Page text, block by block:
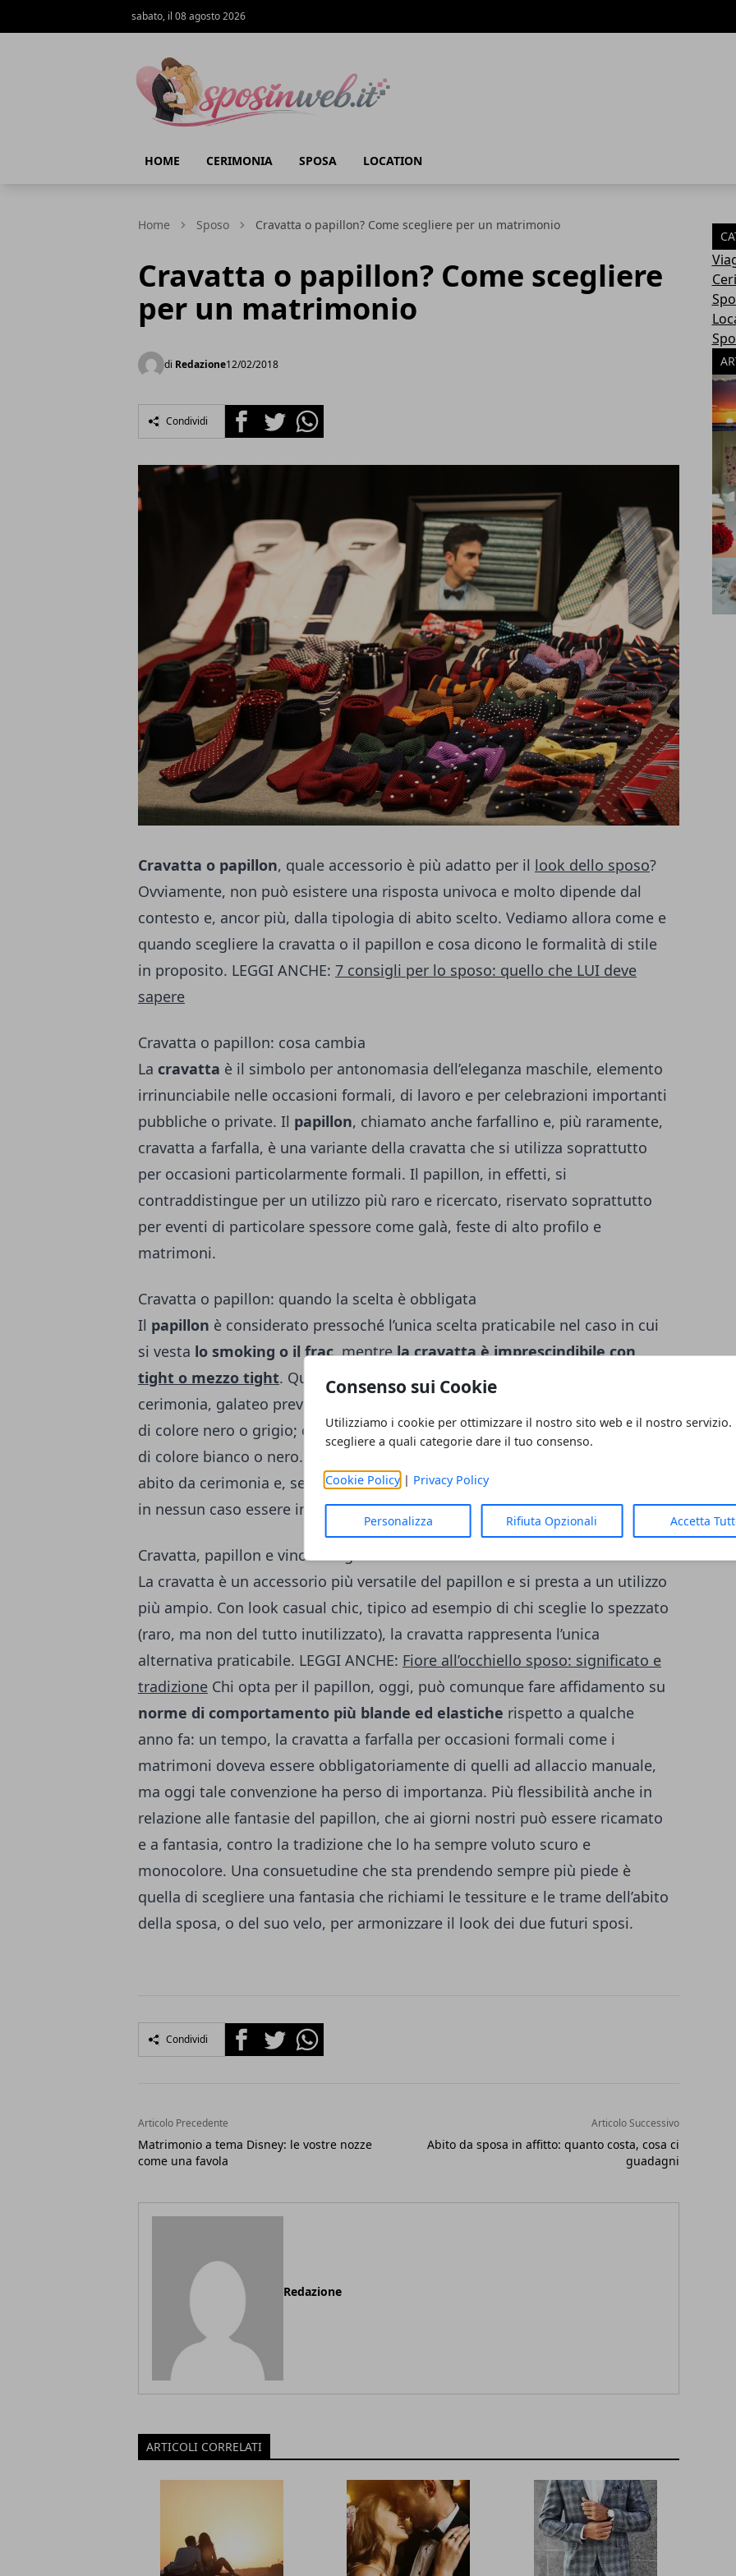
Consenso sui Cookie
Utilizziamo i cookie per ottimizzare il nostro sito web e il nostro servizio.
scegliere a quali categorie dare il tuo consenso.
Cookie Policy| Privacy Policy
Personalizza Rifiuta Opzionali Accetta
sabato, il 08 agosto 2026
HOME CERIMONIA SPOSA LOCATION
Home Sposo Cravatta o papillon? Come scegliere per un matrimonio
Cravatta o papillon? Come scegliere
per un matrimonio
di Redazione12/02/2018
Condividi FacebookTwitterWhatsapp
Cravatta o papillon, quale accessorio è più adatto per il look dello sposo?
Ovviamente, non può esistere una risposta univoca e molto dipende dal
contesto e, ancor più, dalla tipologia di abito scelto. Vediamo allora come e
quando scegliere la cravatta o il papillon e cosa dicono le formalità di stile
in proposito. LEGGI ANCHE: 7 consigli per lo sposo: quello che LUI deve
sapere
Cravatta o papillon: cosa cambia
La cravatta è il simbolo per antonomasia dell’eleganza maschile, elemento
irrinunciabile nelle occasioni formali, di lavoro e per celebrazioni importanti
pubbliche o private. Il papillon, chiamato anche farfallino e, più raramente,
cravatta a farfalla, è una variante della cravatta che si utilizza soprattutto
per occasioni particolarmente formali. Il papillon, in effetti, si
contraddistingue per un utilizzo più raro e ricercato, riservato soprattutto
per eventi di particolare spessore come galà, feste di alto profilo e
matrimoni.
Cravatta o papillon: quando la scelta è obbligata
Il papillon è considerato pressoché l’unica scelta praticabile nel caso in cui
si vesta lo smoking o il frac, mentrela cravatta è imprescindibile con
tight o mezzo tight. Quando si sceglie una delle tipologie di vestito da
cerimonia, galateo prevede la scelta di un papillon a tinta unita, solitamente
di colore nero o grigio; con il frac, il farfallino dovrà essere tassativamente
di colore bianco o nero. Va precisato, comunque, che lo smoking non è un
abito da cerimonia e, secondo le buone norme di comportamento, non deve
in nessun caso essere indossato per eventi quali i matrimoni.
Cravatta, papillon e vincoli di gusto
La cravatta è un accessorio più versatile del papillon e si presta a un utilizzo
più ampio. Con look casual chic, tipico ad esempio di chi sceglie lo spezzato
(raro, ma non del tutto inutilizzato), la cravatta rappresenta l’unica
alternativa praticabile. LEGGI ANCHE: Fiore all’occhiello sposo: significato e
tradizione Chi opta per il papillon, oggi, può comunque fare affidamento su
norme di comportamento più blande ed elastiche rispetto a qualche
anno fa: un tempo, la cravatta a farfalla per occasioni formali come i
matrimoni doveva essere obbligatoriamente di quelli ad allaccio manuale,
ma oggi tale convenzione ha perso di importanza. Più flessibilità anche in
relazione alle fantasie del papillon, che ai giorni nostri può essere ricamato
e a fantasia, contro la tradizione che lo ha sempre voluto scuro e
monocolore. Una consuetudine che sta prendendo sempre più piede è
quella di scegliere una fantasia che richiami le tessiture e le trame dell’abito
della sposa, o del suo velo, per armonizzare il look dei due futuri sposi.
Condividi FacebookTwitterWhatsapp
Articolo Precedente
Matrimonio a tema Disney: le vostre nozze
come una favola
Articolo Successivo
Abito da sposa in affitto: quanto costa, cosa ci
guadagni
Redazione
ARTICOLI CORRELATI